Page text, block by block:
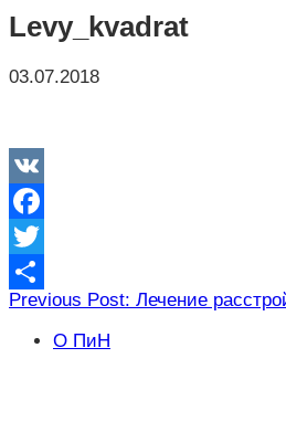
Levy_kvadrat
03.07.2018
VK
Facebook
Twitter
Отправить
Навигация
по
Previous Post: Лечение
О ПиН